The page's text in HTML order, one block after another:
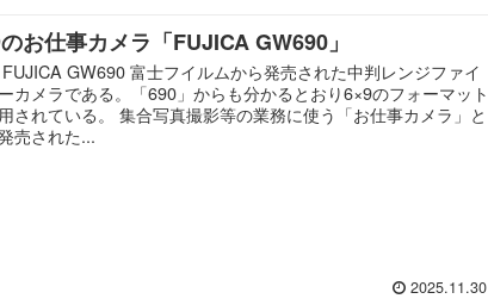
お仕事カメラ「FUJICA GW690」
GW690 富士フイルムから発売された中判レンジファイ
カメラである。「690」からも分かるとおり6×9のフォーマット
されている。 集合写真撮影等の業務に使う「お仕事カメラ」と
売された...
2025.11.30